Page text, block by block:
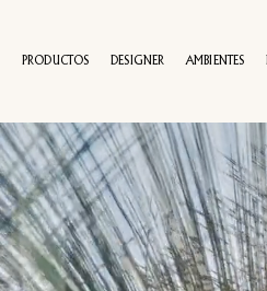
PRODUCTOS DESIGNER AMBIENTES